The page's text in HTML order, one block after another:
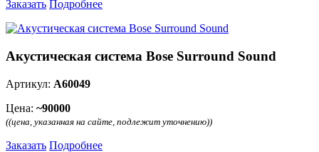
Заказать Подробнее
Акустическая система Bose Surround Sound
Артикул: A60049
Цена: ~90000
((цена, указанная на сайте, подлежит уточнению))
Заказать Подробнее